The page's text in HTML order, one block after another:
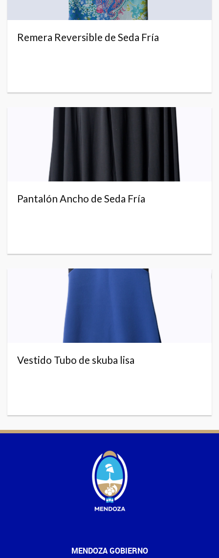
Remera Reversible de Seda Fría
Pantalón Ancho de Seda Fría
Vestido Tubo de skuba lisa
MENDOZA GOBIERNO